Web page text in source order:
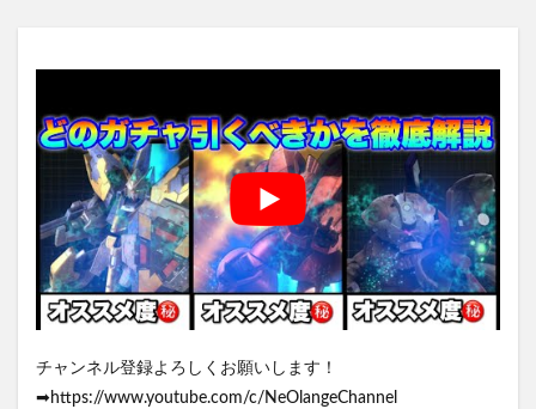
チャンネル登録よろしくお願いします！
➡https://www.youtube.com/c/NeOlangeChannel